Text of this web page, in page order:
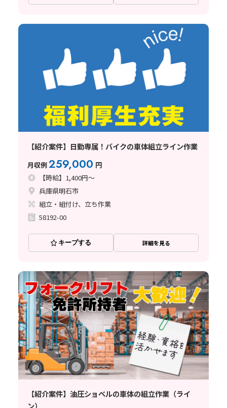
【紹介案件】日勤専属！バイクの車体組立ライン作業
月収例259,000 円
【時給】1,400円～
兵庫県明石市
組立・組付け、立ち作業
58192-00
キープする 詳細を見る
【紹介案件】油圧ショベルの車体の組立作業（ライ